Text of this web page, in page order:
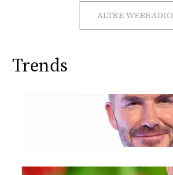
CONSIGLIA
ALTRE WEBRADIO
Trends